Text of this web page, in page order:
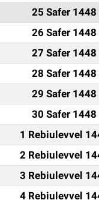
25 Safer 1448
26 Safer 1448
27 Safer 1448
28 Safer 1448
29 Safer 1448
30 Safer 1448
1 Rebiulevvel
2 Rebiulevvel
3 Rebiulevvel
4 Rebiulevvel